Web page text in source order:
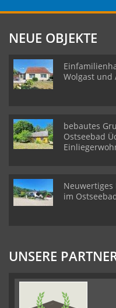
NEUE OBJEKTE
Wolgast und
bebautes
Ostseebad
im
UNSERE